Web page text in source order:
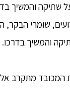
שתיקה והמשיך
שומרי הבקר,
והמשיך בדרכו.
המכובד מתקרב